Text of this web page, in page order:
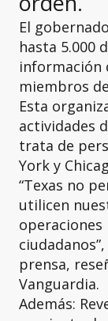
El
hasta 5.000
información
miembros
Esta
actividades
trata de
York y
“Texas no
utilicen
prensa,
Vanguardia.
Además: